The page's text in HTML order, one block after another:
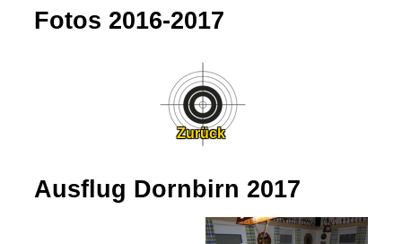
Fotos 2016-2017
Zurück
Ausflug Dornbirn 2017